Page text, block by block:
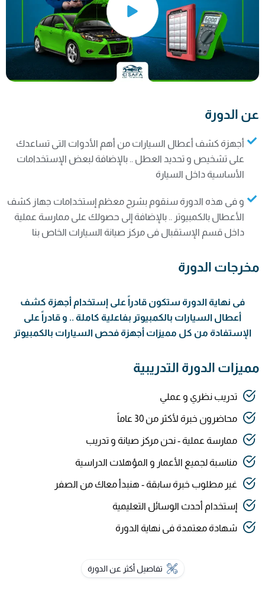
عن الدورة
أجهزة كشف أعطال السيارات من أهم الأدوات التى تساعدك
على تشخيص و تحديد العطل .. بالإضافة لبعض الإستخدامات
الأساسية داخل السيارة
و فى هذه الدورة سنقوم بشرح معظم إستخدامات جهاز كشف
الأعطال بالكمبيوتر .. بالإضافة إلى حصولك على ممارسة عملية
داخل قسم الإستقبال فى مركز صيانة السيارات الخاص بنا
مخرجات الدورة
فى نهاية الدورة ستكون قادراً على إستخدام أجهزة كشف
أعطال السيارات بالكمبيوتر بفاعلية كاملة .. و قادراً على
الإستفادة من كل مميزات أجهزة فحص السيارات بالكمبيوتر
مميزات الدورة التدريبية
تدريب نظري و عملي
محاضرون خبرة لأكثر من 30 عاماً
ممارسة عملية - نحن مركز صيانة و تدريب
مناسبة لجميع الأعمار و المؤهلات الدراسية
غير مطلوب خبرة سابقة - هنبدأ معاك من الصفر
إستخدام أحدث الوسائل التعليمية
شهادة معتمدة فى نهاية الدورة
تفاصيل أكثر عن الدورة